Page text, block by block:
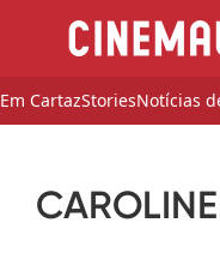
Em CartazStoriesNotícias